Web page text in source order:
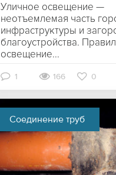
Уличное освещение —
неотъемлемая часть
инфраструктуры и
благоустройства.
освещение...
1 166 0
Соединение труб